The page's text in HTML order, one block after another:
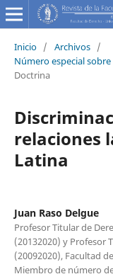
Inicio / Archivos /
Número especial
Doctrina
relaciones
Latina
Juan Raso Delgue
Profesor Titular de
(20132020) y Profesor
(20092020), Facultad
Miembro de número